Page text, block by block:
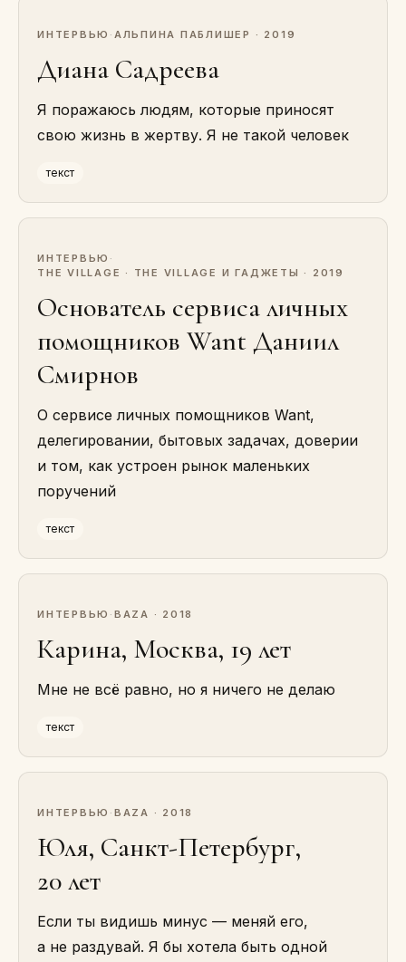
ИНТЕРВЬЮ · АЛЬПИНА ПАБЛИШЕР · 2019
Диана Садреева
Я поражаюсь людям, которые приносят
свою жизнь в жертву. Я не такой человек
текст
ИНТЕРВЬЮ ·
THE VILLAGE · THE VILLAGE И ГАДЖЕТЫ · 2019
Основатель сервиса личных
помощников Want Даниил
Смирнов
О сервисе личных помощников Want,
делегировании, бытовых задачах, доверии
и том, как устроен рынок маленьких
поручений
текст
ИНТЕРВЬЮ · BAZA · 2018
Карина, Москва, 19 лет
Мне не всё равно, но я ничего не делаю
текст
ИНТЕРВЬЮ · BAZA · 2018
Юля, Санкт-Петербург,
20 лет
Если ты видишь минус — меняй его,
а не раздувай. Я бы хотела быть одной